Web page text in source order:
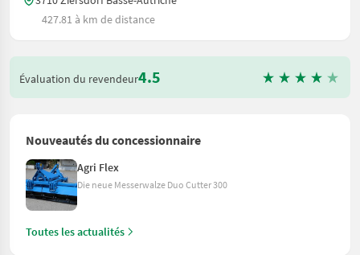
427.81 à km de distance
Évaluation du revendeur4.5
Nouveautés du concessionnaire
Agri Flex
Die neue Messerwalze Duo Cutter 300
Toutes les actualités